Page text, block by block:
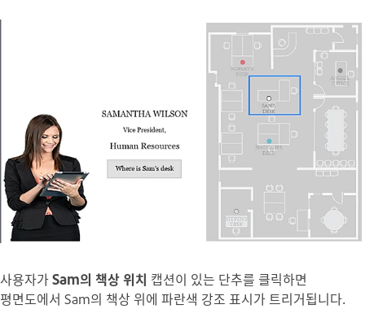
사용자가Sam의 책상 위치 캡션이 있는 단추를 클릭하면
평면도에서 Sam의 책상 위에 파란색 강조 표시가 트리거됩니다.